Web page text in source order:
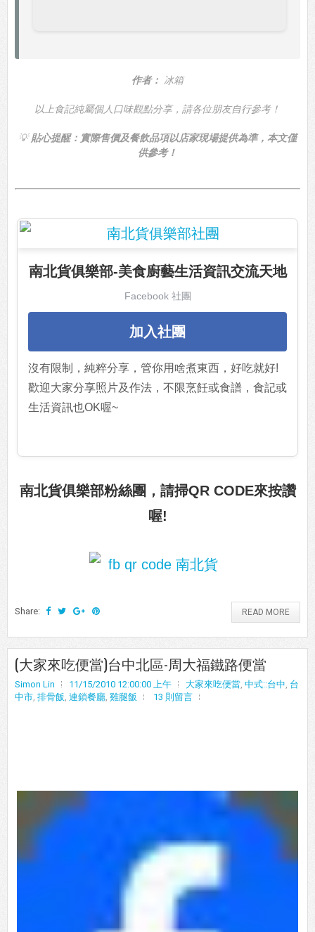
作者： 冰箱
以上食記純屬個人口味觀點分享，請各位朋友自行參考！
💡貼心提醒：實際售價及餐飲品項以店家現場提供為準，本文僅
供參考！
南北貨俱樂部-美食廚藝生活資訊交流天地
Facebook 社團
加入社團
沒有限制，純粹分享，管你用啥煮東西，好吃就好!
歡迎大家分享照片及作法，不限烹飪或食譜，食記或
生活資訊也OK喔~
南北貨俱樂部粉絲團，請掃QR CODE來按讚
喔!
Share: READ MORE
(大家來吃便當)台中北區-周大福鐵路便當
Simon Lin 11/15/2010 12:00:00 上午 大家來吃便當 中式::台中 台
中市 排骨飯 連鎖餐廳 雞腿飯 13 則留言